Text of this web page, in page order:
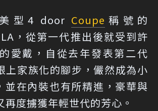
型4 door Coupe 稱號的
，從第一代推出後就受到許
愛戴，自從去年發表第二代
上家族化的腳步，儼然成為小
並在內裝也有所精進，豪華與
再度擄獲年輕世代的芳心。